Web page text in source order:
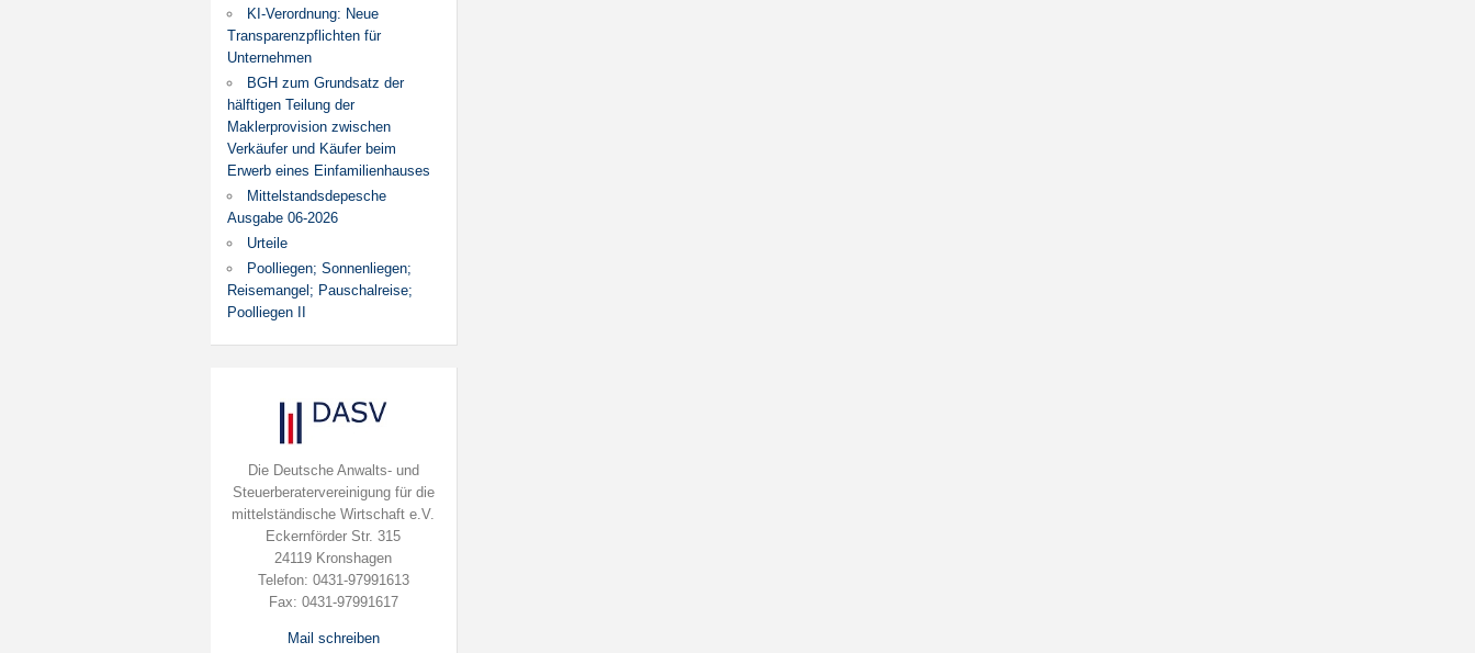
KI-Verordnung: Neue
Transparenzpflichten für
Unternehmen
BGH zum Grundsatz der
hälftigen Teilung der
Maklerprovision zwischen
Verkäufer und Käufer beim
Erwerb eines Einfamilienhauses
Mittelstandsdepesche
Ausgabe 06-2026
Urteile
Poolliegen; Sonnenliegen;
Reisemangel; Pauschalreise;
Poolliegen II
Die Deutsche Anwalts- und
Steuerberatervereinigung für die
mittelständische Wirtschaft e.V.
Eckernförder Str. 315
24119 Kronshagen
Telefon: 0431-97991613
Fax: 0431-97991617
Mail schreiben